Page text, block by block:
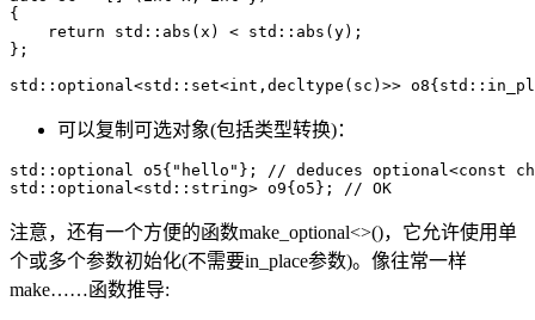
{
    return std::abs(x) < std::abs(y);
};
std::optional<std::set<int,decltype(sc)>>
可以复制可选对象(包括类型转换)：
std::optional o5{"hello"}; // deduces optional<const
std::optional<std::string> o9{o5}; // OK
注意，还有一个方便的函数make_optional<>()，它允许使用单
个或多个参数初始化(不需要in_place参数)。像往常一样
make……函数推导: